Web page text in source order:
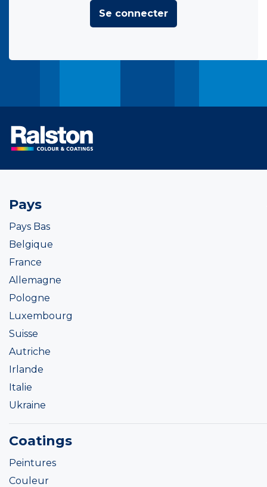
Se connecter
Pays
Pays Bas
Belgique
France
Allemagne
Pologne
Luxembourg
Suisse
Autriche
Irlande
Italie
Ukraine
Coatings
Peintures
Couleur